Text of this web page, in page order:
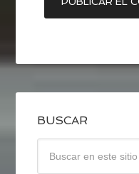
BUSCAR